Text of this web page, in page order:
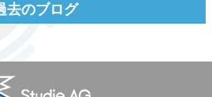
去のブログ